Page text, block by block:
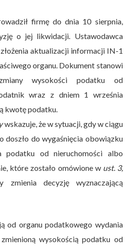
firmę do dnia 10 sierpnia,
o jej likwidacji. Ustawodawca
aktualizacji informacji IN-1
organu. Dokument stanowi
wysokości podatku od
wraz z dniem 1 września
kwotę podatku.
wskazuje, że w sytuacji, gdy w ciągu
doszło do wygaśnięcia obowiązku
podatku od nieruchomości albo
które zostało omówione w ust. 3,
zmienia decyzję wyznaczającą
od organu podatkowego wydania
wysokością podatku od